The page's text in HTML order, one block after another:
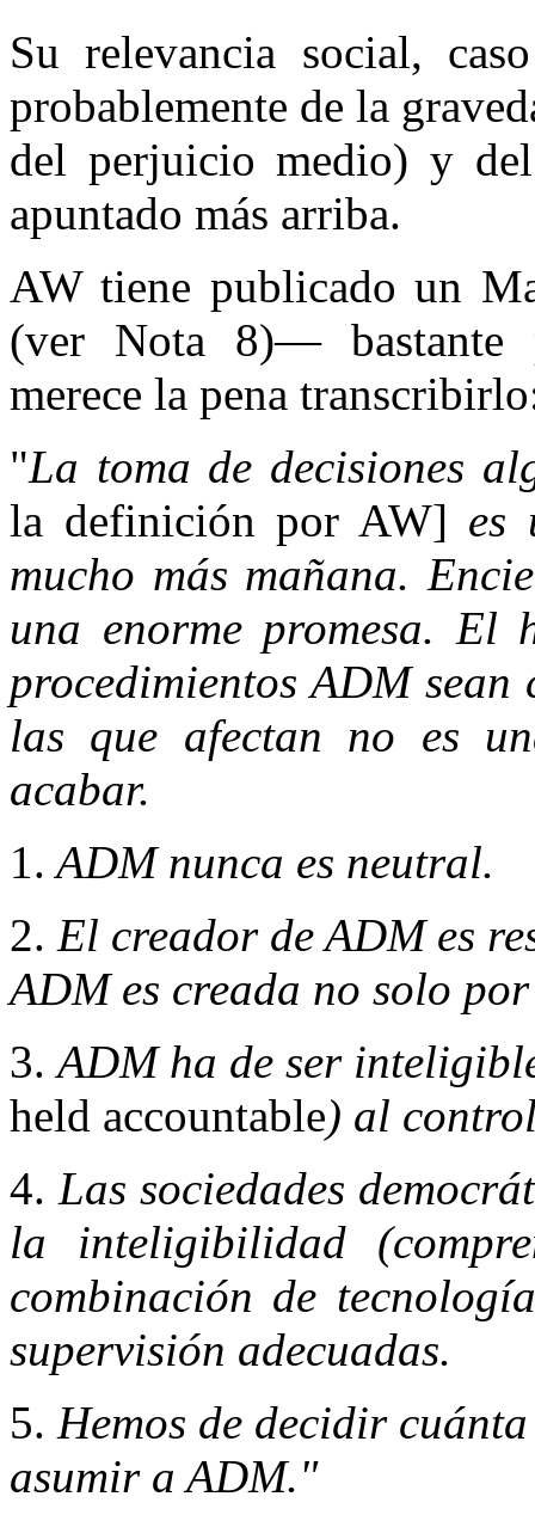
Su relevancia social,
probablemente de la
del perjuicio medio) y
apuntado más arriba.
AW tiene publicado un
(ver Nota 8)— bastante
merece la pena
"La toma de decisiones
la definición por AW] es
mucho más mañana.
una enorme promesa. El
procedimientos ADM
las que afectan no es
acabar.
1. ADM nunca es neutral.
2. El creador de ADM es
ADM es creada no solo
3.ADM ha de ser
held accountable) al
4. Las sociedades
la inteligibilidad
combinación de
supervisión adecuadas.
5. Hemos de decidir
asumir a ADM."